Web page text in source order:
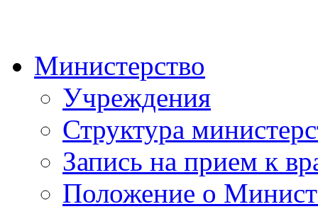
Министерство
Учреждения
Структура
Запись на прием к
Положение о